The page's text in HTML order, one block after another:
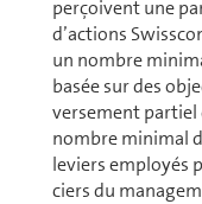
perçoivent une
d’actions
un nombre
basée sur des
ver­se­ment partiel
nombre minimal
leviers employés
ciers du